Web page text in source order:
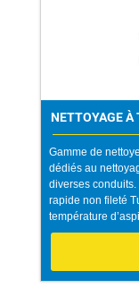
NETTOYAGE
Gamme de
dédiés au
diverses
rapide non fileté
température